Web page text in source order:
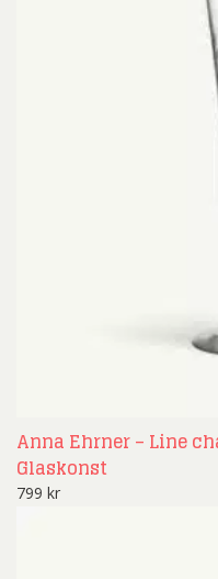
Anna Ehrner – Line
Glaskonst
799 kr